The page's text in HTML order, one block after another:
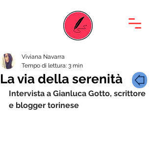
La via della serenità
Viviana Navarra
Tempo di lettura: 3 min
Intervista a Gianluca Gotto, scrittore
e blogger torinese